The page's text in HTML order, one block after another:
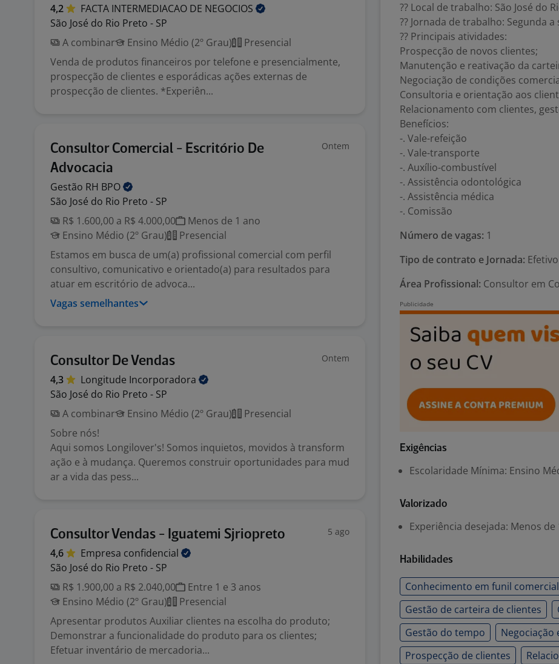
4,2 FACTA INTERMEDIACAO DE NEGOCIOS
São José do Rio Preto - SP
A combinar
Ensino Médio (2º Grau)
Presencial
Venda de produtos financeiros por telefone e presencialmente,
prospecção de clientes e esporádicas ações externas de
prospecção de clientes. *Experiên...
Consultor Comercial - Escritório De
Advocacia
Ontem
Gestão RH BPO
São José do Rio Preto - SP
R$ 1.600,00 a R$ 4.000,00
Menos de 1 ano
Ensino Médio (2º Grau)
Presencial
Estamos em busca de um(a) profissional comercial com perfil
consultivo, comunicativo e orientado(a) para resultados para
atuar em escritório de advoca...
Vagas semelhantes
Consultor De Vendas Ontem
4,3 Longitude Incorporadora
São José do Rio Preto - SP
A combinar
Ensino Médio (2º Grau)
Presencial
Sobre nós!
Aqui somos Longilover's! Somos inquietos, movidos à transform
ação e à mudança. Queremos construir oportunidades para mud
ar a vida das pess...
Consultor Vendas - Iguatemi Sjriopreto 5 ago
4,6 Empresa confidencial
São José do Rio Preto - SP
R$ 1.900,00 a R$ 2.040,00
Entre 1 e 3 anos
Ensino Médio (2º Grau)
Presencial
Apresentar produtos Auxiliar clientes na escolha do produto;
Demonstrar a funcionalidade do produto para os clientes;
Efetuar inventário de mercadoria...
?? Local de trabalho: São José do
?? Jornada de trabalho: Segunda
?? Principais atividades:
Prospecção de novos clientes;
Manutenção e reativação da
Negociação de condições
Consultoria e orientação aos
Relacionamento com clientes,
Benefícios:
-. Vale-refeição
-. Vale-transporte
-. Auxílio-combustível
-. Assistência odontológica
-. Assistência médica
-. Comissão
Número de vagas: 1
Tipo de contrato e Jornada:
Área Profissional: Consultor em
Exigências
Escolaridade Mínima: Ensino
Valorizado
Experiência desejada: Menos de
Habilidades
Conhecimento em funil comercial
Gestão de carteira de clientes
Gestão do tempo
Negociação
Prospecção de clientes